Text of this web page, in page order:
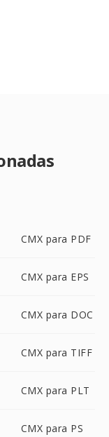
CMX para PDF
CMX para EPS
CMX para DOC
CMX para TIFF
CMX para PLT
CMX para PS